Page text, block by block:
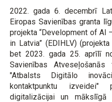
2022. gada 6. decembrī
Eiropas Savienības granta
projekta “Development of AI
in Latvia” (EDIHLV)
bet 2023. gada 25. aprīlī
Savienības Atveseļošanās
"Atbalsts Digitālo
kontaktpunktu izveidei"
digitalizācijai un mākslīgā